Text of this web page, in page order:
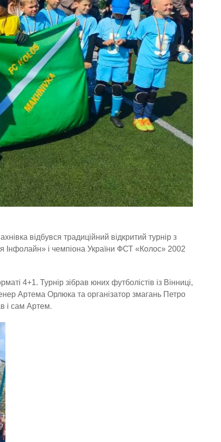
відбувся традиційний відкритий турнір з
і чемпіона України ФСТ «Колос» 2002
4+1. Турнір зібрав юних футболістів із Вінниці,
Артема Орлюка та організатор змагань Петро
і сам Артем.